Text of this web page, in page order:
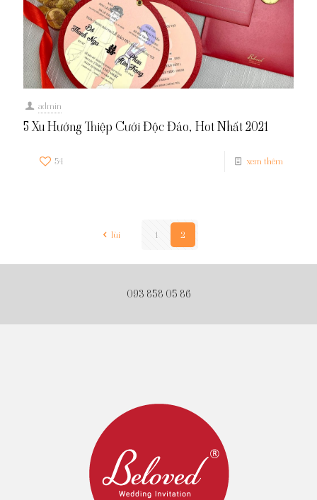
admin
5 Xu Hướng Thiệp Cưới Độc Đáo, Hot Nhất 2021
54 xem thêm
lùi 1 2
093 858 05 86